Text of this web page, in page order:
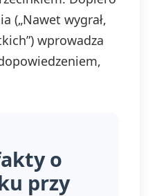
(„Nawet wygrał,
wprowadza
o
przy